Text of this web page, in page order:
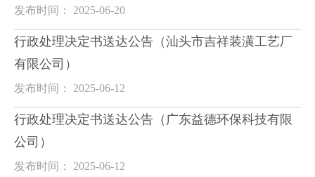
发布时间： 2025-06-20
行政处理决定书送达公告（汕头市吉祥装潢工艺厂
有限公司）
发布时间： 2025-06-12
行政处理决定书送达公告（广东益德环保科技有限
公司）
发布时间： 2025-06-12